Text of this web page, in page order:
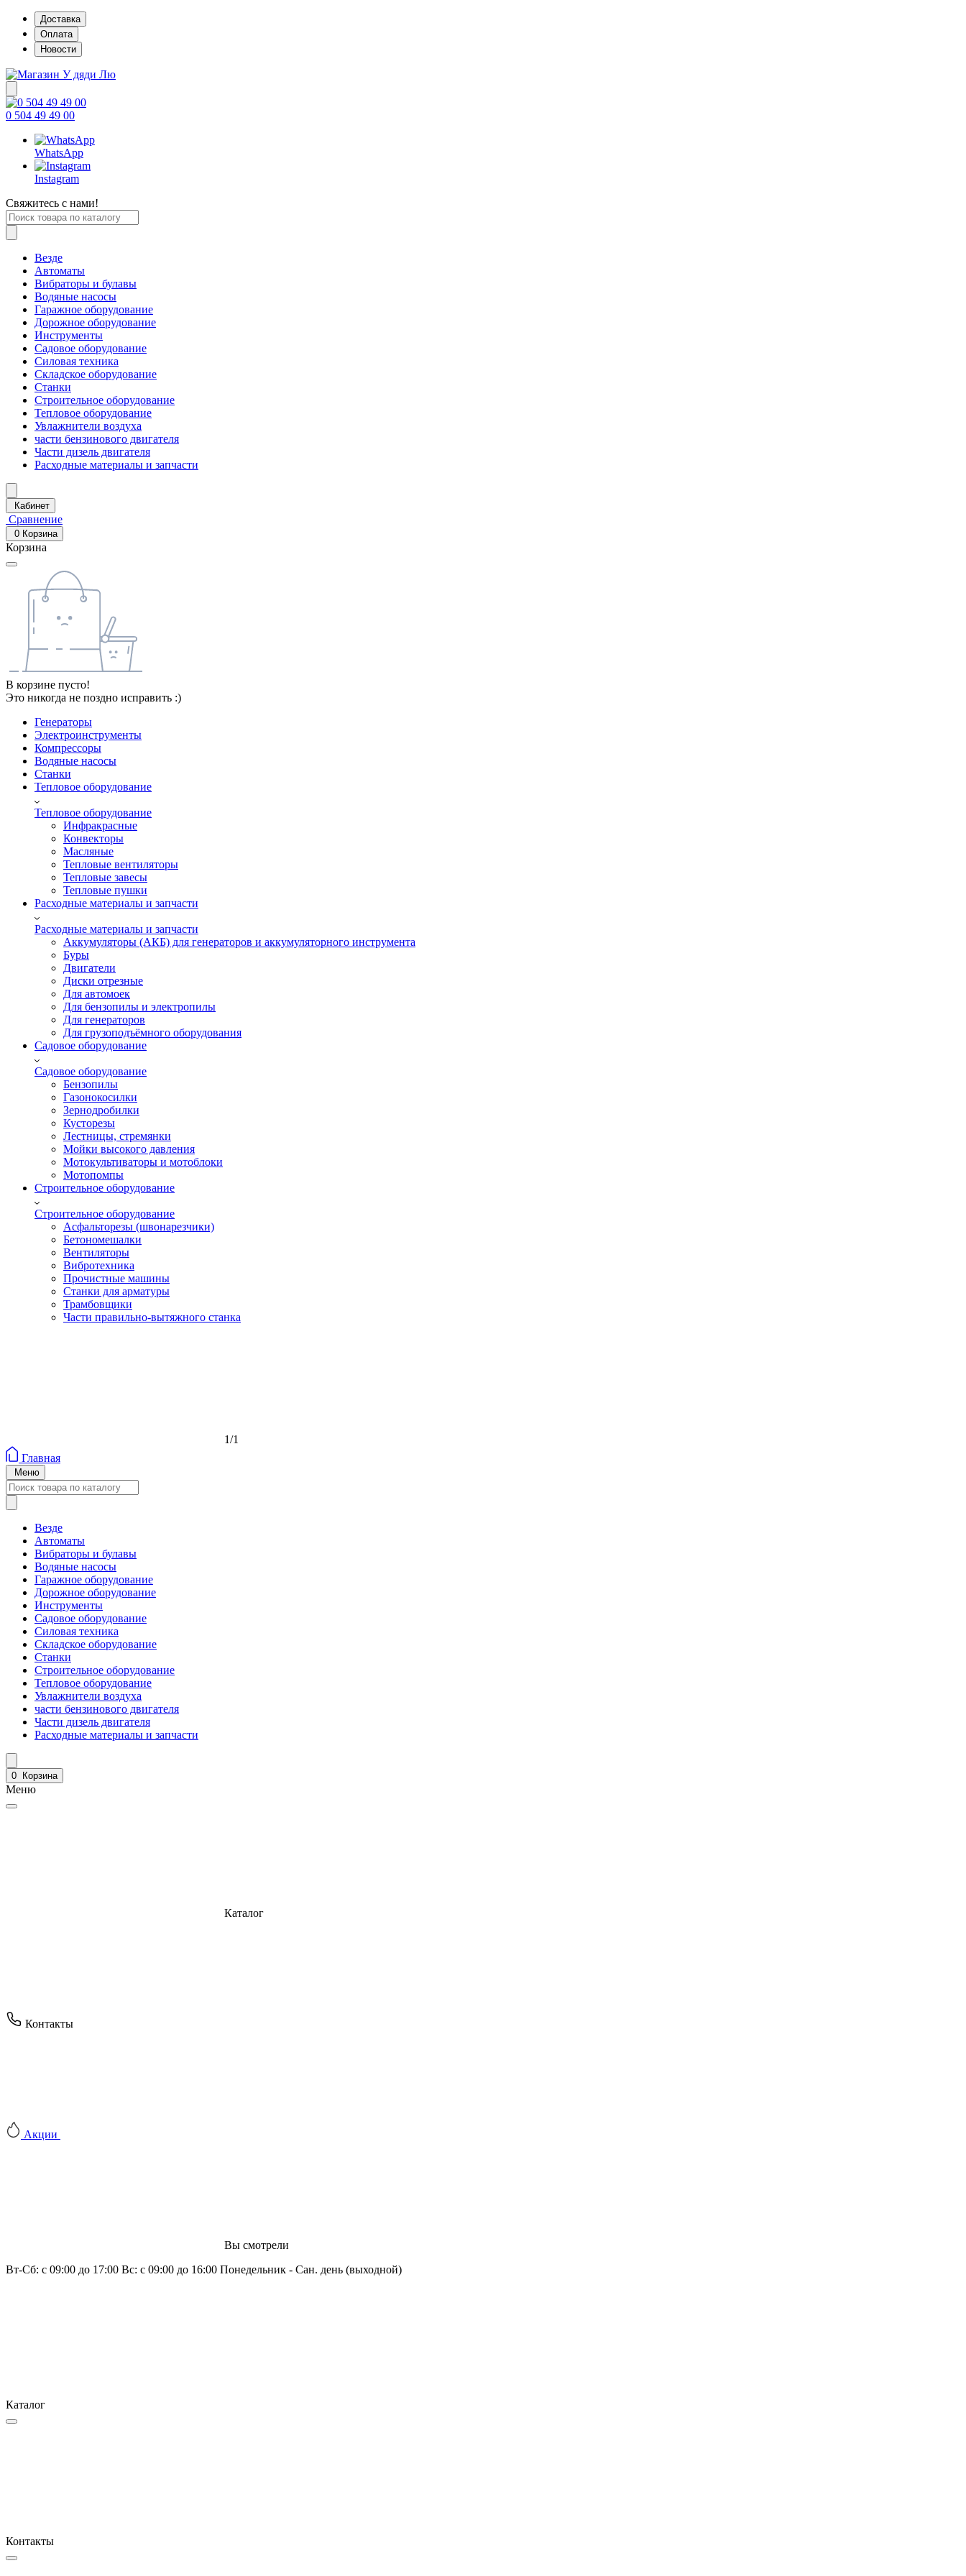
Доставка
Оплата
Новости
0 504 49 49 00
WhatsApp
Instagram
Свяжитесь с нами!
Везде
Автоматы
Вибраторы и булавы
Водяные насосы
Гаражное оборудование
Дорожное оборудование
Инструменты
Садовое оборудование
Силовая техника
Складское оборудование
Станки
Строительное оборудование
Тепловое оборудование
Увлажнители воздуха
части бензинового двигателя
Части дизель двигателя
Расходные материалы и запчасти
Кабинет
Сравнение
0 Корзина
Корзина
В корзине пусто!
Это никогда не поздно исправить :)
Генераторы
Электроинструменты
Компрессоры
Водяные насосы
Станки
Тепловое оборудование
Тепловое оборудование
Инфракрасные
Конвекторы
Масляные
Тепловые вентиляторы
Тепловые завесы
Тепловые пушки
Расходные материалы и запчасти
Расходные материалы и запчасти
Аккумуляторы (АКБ) для генераторов и аккумуляторного инструмента
Буры
Двигатели
Диски отрезные
Для автомоек
Для бензопилы и электропилы
Для генераторов
Для грузоподъёмного оборудования
Садовое оборудование
Садовое оборудование
Бензопилы
Газонокосилки
Зернодробилки
Кусторезы
Лестницы, стремянки
Мойки высокого давления
Мотокультиваторы и мотоблоки
Мотопомпы
Строительное оборудование
Строительное оборудование
Асфальторезы (швонарезчики)
Бетономешалки
Вентиляторы
Вибротехника
Прочистные машины
Станки для арматуры
Трамбовщики
Части правильно-вытяжного станка
1/1
Главная
Меню
Везде
Автоматы
Вибраторы и булавы
Водяные насосы
Гаражное оборудование
Дорожное оборудование
Инструменты
Садовое оборудование
Силовая техника
Складское оборудование
Станки
Строительное оборудование
Тепловое оборудование
Увлажнители воздуха
части бензинового двигателя
Части дизель двигателя
Расходные материалы и запчасти
0 Корзина
Меню
Каталог
Контакты
Акции
Вы смотрели
Вт-Сб: с 09:00 до 17:00 Вс: с 09:00 до 16:00 Понедельник - Сан. день (выходной)
Каталог
Контакты